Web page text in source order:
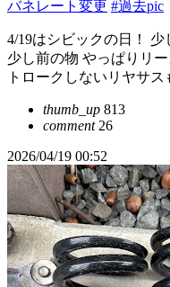
バネレート変更 #過去pic
4/19はシビックの日！
少し前の物 やっぱりリ
トロークしないリヤサ
thumb_up 813
comment26
2026/04/19 00:52